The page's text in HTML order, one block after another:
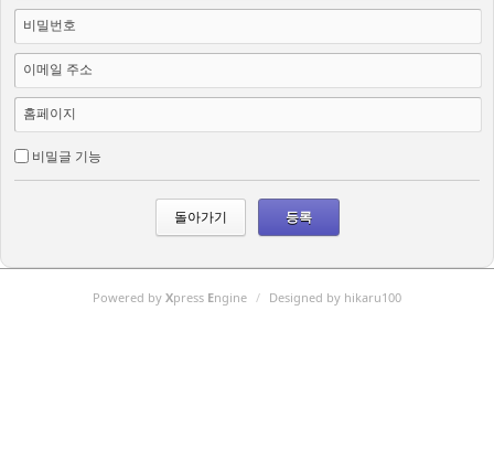
비밀번호
이메일 주소
홈페이지
비밀글 기능
돌아가기
Powered by Xpress Engine / Designed by hikaru100